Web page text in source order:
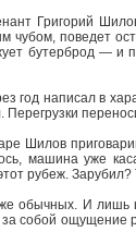
Григорий
чубом, поведет
бутерброд — и
год написал в
Перегрузки
Шилов
машина уже
рубеж. Зарубил?
обычных. И лишь
собой ощущение